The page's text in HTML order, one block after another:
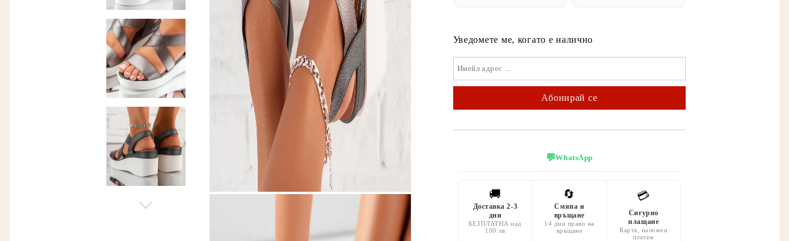
Уведомете ме, когато е налично
💬WhatsApp
🚚
Доставка 2-3
дни
БЕЗПЛАТНА над
100 лв
🔄
Смяна и
връщане
14 дни право на
връщане
💳
Сигурно
плащане
Карта, наложен
платеж